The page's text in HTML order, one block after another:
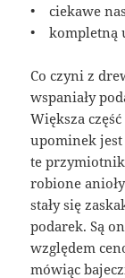
• ciekawe
• kompletną
Co czyni z
wspaniały
Większa
upominek
te
robione
stały się
podarek. Są
względem
mówiąc